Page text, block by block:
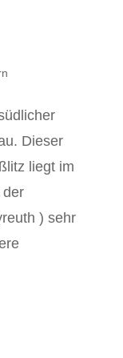
Dieser
liegt im
der
) sehr